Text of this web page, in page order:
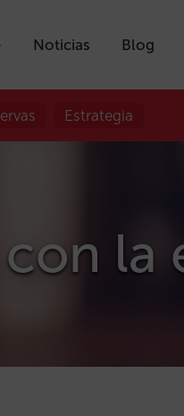
Noticias Blog
Estrategia
la